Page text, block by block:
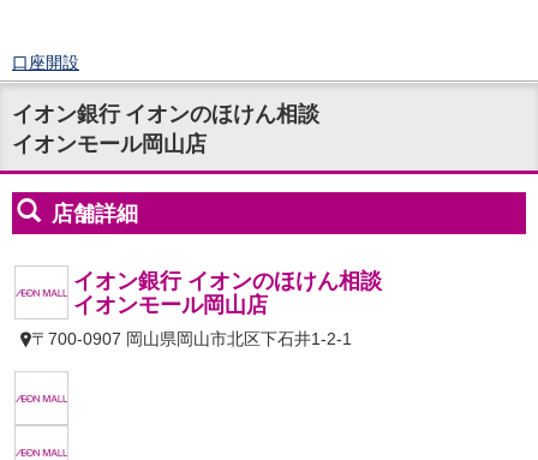
口座開設
ログイン
チャット
メニュー
商品・サービス
預金
円預金TOP
定期預金
積立式定期預金
外貨預金 TOP
イオン銀行 イオンのほけん相談
イオンモール岡山店